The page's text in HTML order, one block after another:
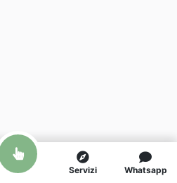
Servizi Whatsapp